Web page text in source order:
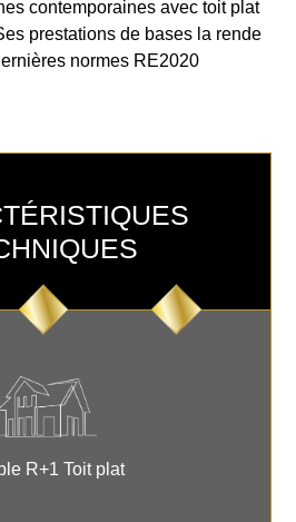
contemporaines avec toit plat
prestations de bases la rende
normes RE2020
R+1 Toit plat